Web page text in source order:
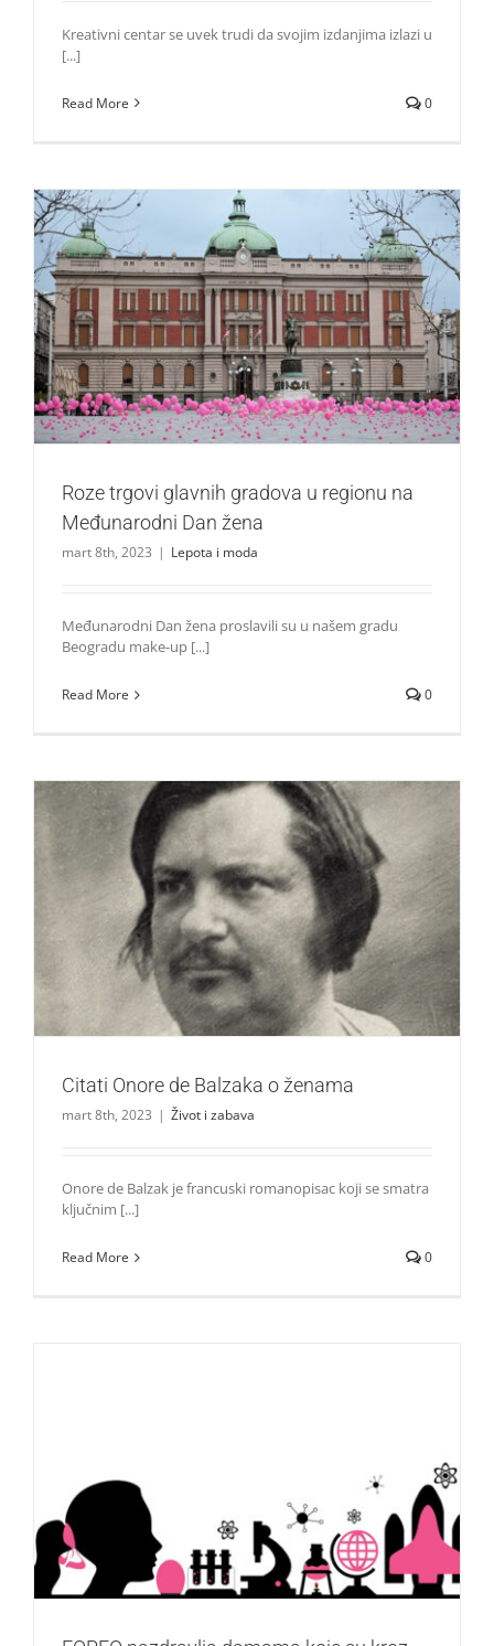
Kreativni centar se uvek trudi da svojim izdanjima izlazi u
[...]
Read More 0
Roze trgovi glavnih gradova u regionu na Međunarodni
Dan žena
Lepota i moda
Roze trgovi glavnih gradova u regionu na
Međunarodni Dan žena
mart 8th, 2023 | Lepota i moda
Međunarodni Dan žena proslavili su u našem gradu
Beogradu make-up [...]
Read More 0
Citati Onore de Balzaka o ženama
Život i zabava
Citati Onore de Balzaka o ženama
mart 8th, 2023 | Život i zabava
Onore de Balzak je francuski romanopisac koji se smatra
ključnim [...]
Read More 0
FOREO nazdravlja damama koje su kroz istoriju promenile
Lepota i moda